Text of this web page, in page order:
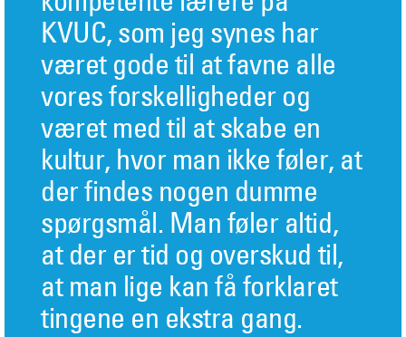
KVUC, som jeg synes har
været gode til at favne alle
vores forskelligheder og
været med til at skabe en
kultur, hvor man ikke føler, at
der findes nogen dumme
spørgsmål. Man føler altid,
at der er tid og overskud til,
at man lige kan få forklaret
tingene en ekstra gang.